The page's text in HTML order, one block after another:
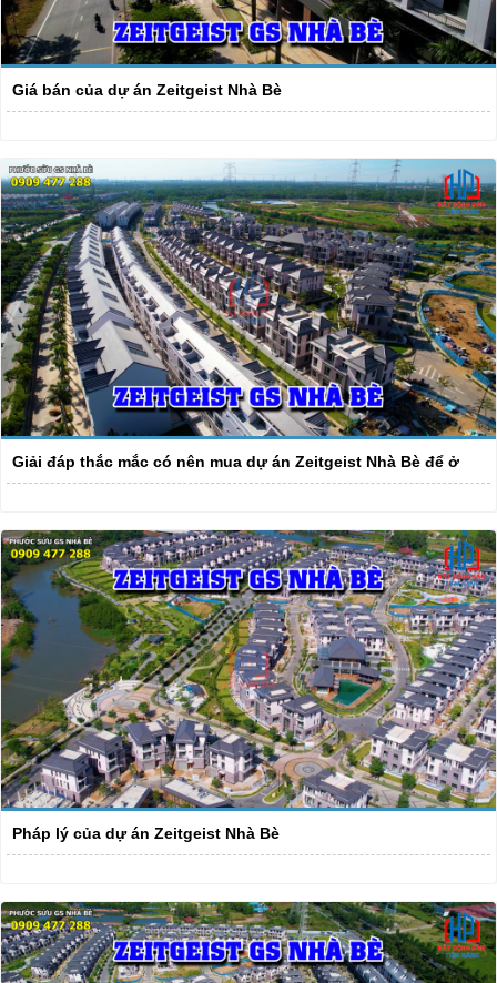
Giá bán của dự án Zeitgeist Nhà Bè
Giải đáp thắc mắc có nên mua dự án Zeitgeist Nhà Bè để ở
Pháp lý của dự án Zeitgeist Nhà Bè